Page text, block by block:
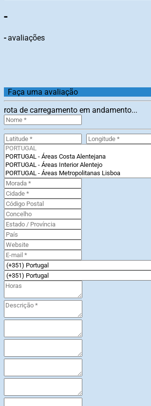
-
-avaliações
Faça uma avaliação
rota de carregamento em andamento...